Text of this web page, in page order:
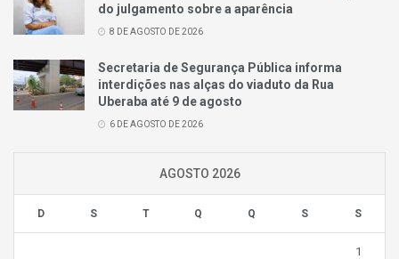
do julgamento sobre a aparência
8 DE AGOSTO DE 2026
Secretaria de Segurança Pública informa
interdições nas alças do viaduto da Rua
Uberaba até 9 de agosto
6 DE AGOSTO DE 2026
AGOSTO 2026
D S T Q Q S S
1